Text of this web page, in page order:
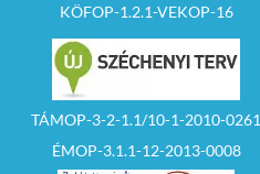
KÖFOP-1.2.1-VEKOP-16
TÁMOP-3-2-1.1/10-1-2010-0261
ÉMOP-3.1.1-12-2013-0008